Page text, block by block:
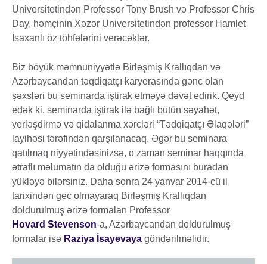
Universitetindən Professor Tony Brush və Professor Chris
Day, həmçinin Xəzər Universitetindən professor Hamlet
İsaxanlı öz töhfələrini verəcəklər.
Biz böyük məmnuniyyətlə Birləşmiş Krallıqdan və
Azərbaycandan təqdiqatçı karyerasında gənc olan
şəxsləri bu seminarda iştirak etməyə dəvət edirik. Qeyd
edək ki, seminarda iştirak ilə bağlı bütün səyahət,
yerləşdirmə və qidalanma xərcləri “Tədqiqatçı Əlaqələri”
layihəsi tərəfindən qarşılanacaq. Əgər bu seminara
qatılmaq niyyətindəsinizsə, o zaman seminar haqqında
ətraflı məlumatın da olduğu ərizə formasını buradan
yükləyə bilərsiniz. Daha sonra 24 yanvar 2014-cü il
tarixindən gec olmayaraq Birləşmiş Krallıqdan
doldurulmuş ərizə formaları Professor
Hovard Stevenson-a, Azərbaycandan doldurulmuş
formalar isə Raziya İsayevaya göndərilməlidir.